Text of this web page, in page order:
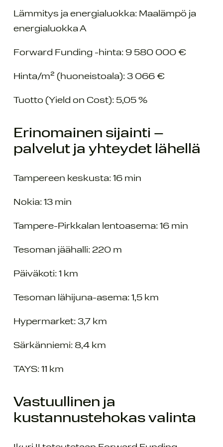
Lämmitys ja energialuokka: Maalämpö ja
energialuokka A
Forward Funding -hinta: 9 580 000 €
Hinta/m² (huoneistoala): 3 066 €
Tuotto (Yield on Cost): 5,05 %
Erinomainen sijainti –
palvelut ja yhteydet lähellä
Tampereen keskusta: 16 min
Nokia: 13 min
Tampere-Pirkkalan lentoasema: 16 min
Tesoman jäähalli: 220 m
Päiväkoti: 1 km
Tesoman lähijuna-asema: 1,5 km
Hypermarket: 3,7 km
Särkänniemi: 8,4 km
TAYS: 11 km
Vastuullinen ja
kustannustehokas valinta